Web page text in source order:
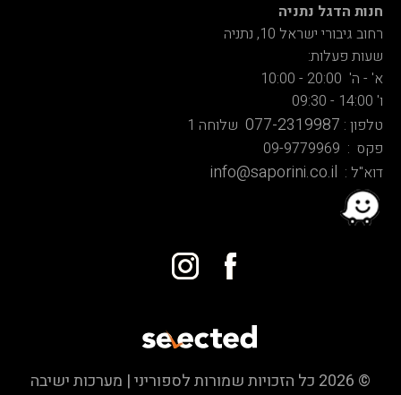
חנות הדגל נתניה
רחוב גיבורי ישראל 10, נתניה
שעות פעלות:
א' - ה' 20:00 - 10:00
ו' 14:00 - 09:30
טלפון : 077-2319987 שלוחה 1
פקס : 09-9779969
דוא"ל : info@saporini.co.il
© 2026 כל הזכויות שמורות לספוריני | מערכות ישיבה